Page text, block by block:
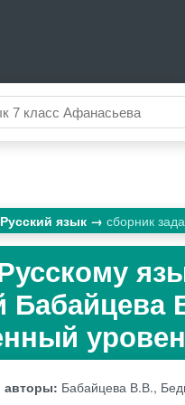
Русский язык сборник
Бабайцева
авторы: Бабайцева В.В.,